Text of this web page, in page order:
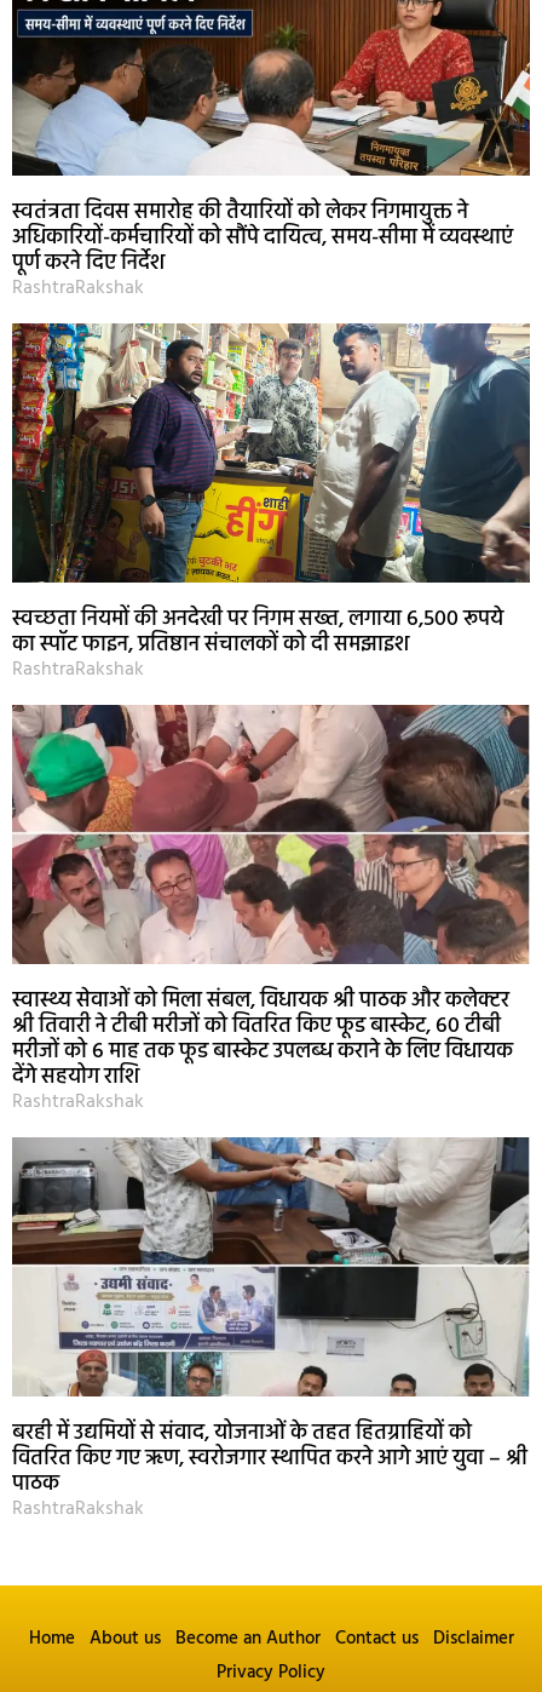
स्वतंत्रता दिवस समारोह की तैयारियों को लेकर निगमायुक्त ने
अधिकारियों-कर्मचारियों को सौंपे दायित्व, समय-सीमा में व्यवस्थाएं
पूर्ण करने दिए निर्देश
RashtraRakshak
स्वच्छता नियमों की अनदेखी पर निगम सख्त, लगाया 6,500 रूपये
का स्पॉट फाइन, प्रतिष्ठान संचालकों को दी समझाइश
RashtraRakshak
स्वास्थ्य सेवाओं को मिला संबल, विधायक श्री पाठक और कलेक्टर
श्री तिवारी ने टीबी मरीजों को वितरित किए फूड बास्केट, 60 टीबी
मरीजों को 6 माह तक फूड बास्केट उपलब्ध कराने के लिए विधायक
देंगे सहयोग राशि
RashtraRakshak
बरही में उद्यमियों से संवाद, योजनाओं के तहत हितग्राहियों को
वितरित किए गए ऋण, स्वरोजगार स्थापित करने आगे आएं युवा – श्री
पाठक
RashtraRakshak
Home About us Become an Author Contact us Disclaimer
Privacy Policy